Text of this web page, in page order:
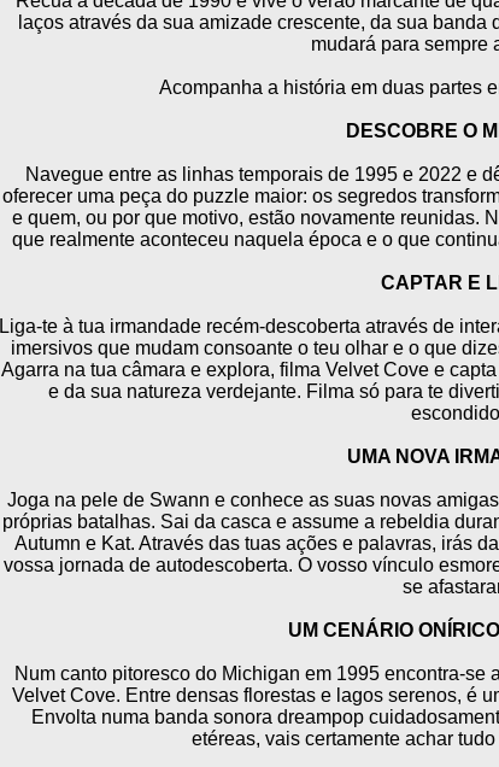
laços através da sua amizade crescente, da sua
mudará para sempre
Acompanha a história em duas partes
DESCOBRE O
Navegue entre as linhas temporais de 1995 e 2022 e
oferecer uma peça do puzzle maior: os segredos
e quem, ou por que motivo, estão novamente reunidas.
que realmente aconteceu naquela época e o que
CAPTAR E
Liga-te à tua irmandade recém-descoberta através de
imersivos que mudam consoante o teu olhar e o que
Agarra na tua câmara e explora, filma Velvet Cove e
e da sua natureza verdejante. Filma só para te
UMA NOVA
Joga na pele de Swann e conhece as suas novas
próprias batalhas. Sai da casca e assume a rebeldia
Autumn e Kat. Através das tuas ações e palavras, irás
vossa jornada de autodescoberta. O vosso vínculo
se
UM CENÁRIO
Num canto pitoresco do Michigan em 1995 encontra-
Velvet Cove. Entre densas florestas e lagos serenos, é
Envolta numa banda sonora dreampop
etéreas, vais certamente achar